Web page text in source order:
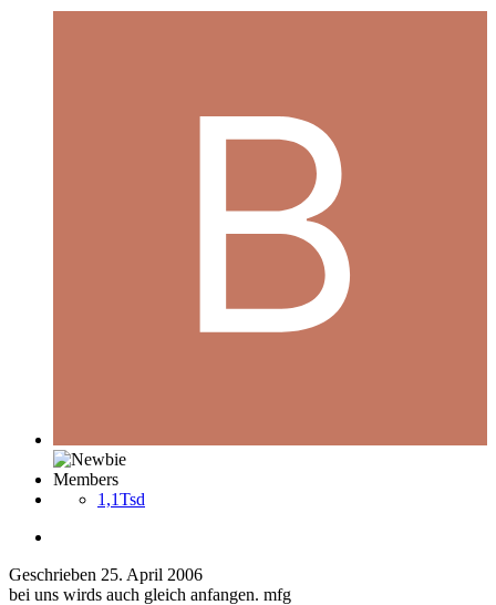
Members
1,1Tsd
Geschrieben 25. April 2006
bei uns wirds auch gleich anfangen. mfg